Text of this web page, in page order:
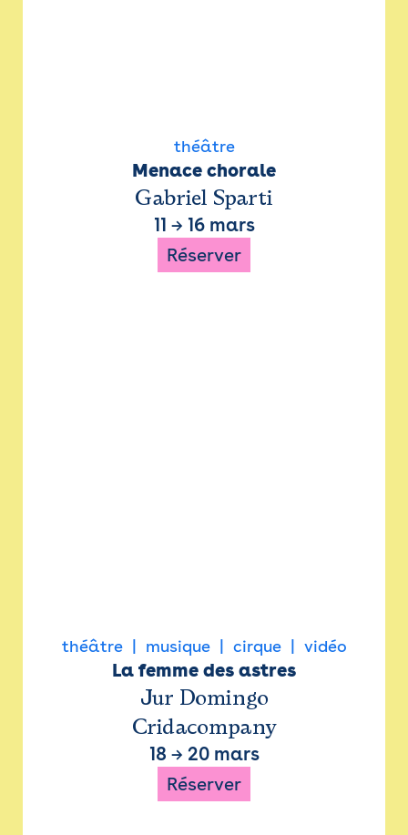
théâtre
Menace chorale
Gabriel Sparti
11 → 16 mars
Réserver
théâtre musique cirque vidéo
La femme des astres
Jur Domingo
Cridacompany
18 → 20 mars
Réserver